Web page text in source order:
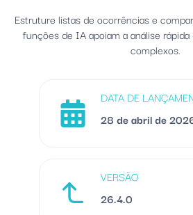
Estruture listas de ocorrências e
funções de IA apoiam a análise
complexos.
DATA DE
28 de abril de
VERSÃO
26.4.0